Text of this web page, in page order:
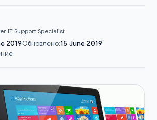
IT Support Specialist
2019Обновлено:15 June 2019